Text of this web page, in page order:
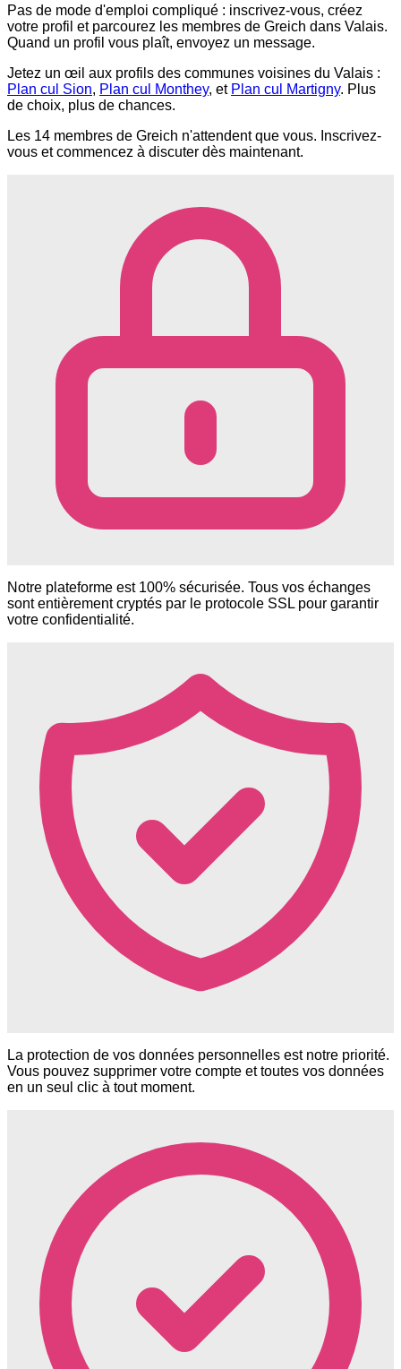
Pas de mode d'emploi compliqué : inscrivez-vous, créez
votre profil et parcourez les membres de Greich dans Valais.
Quand un profil vous plaît, envoyez un message.
Jetez un œil aux profils des communes voisines du Valais :
Plan cul Sion, Plan cul Monthey, et Plan cul Martigny. Plus
de choix, plus de chances.
Les 14 membres de Greich n'attendent que vous. Inscrivez-
vous et commencez à discuter dès maintenant.
Notre plateforme est 100% sécurisée. Tous vos échanges
sont entièrement cryptés par le protocole SSL pour garantir
votre confidentialité.
La protection de vos données personnelles est notre priorité.
Vous pouvez supprimer votre compte et toutes vos données
en un seul clic à tout moment.